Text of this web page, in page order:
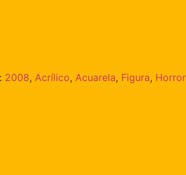
2008, Acrílico, Acuarela, Figura, Horror